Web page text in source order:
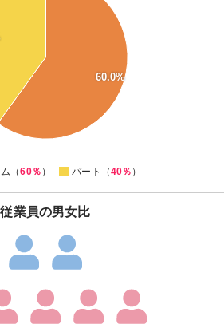
60.0%
（60％ ） パート（40％ ）
従業員の男女比